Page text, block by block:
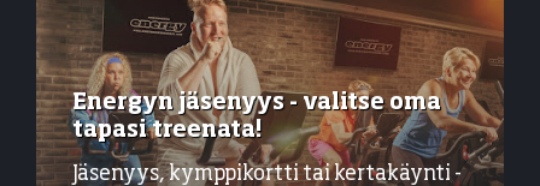
Energyn jäsenyys - valitse oma
tapasi treenata!
Jäsenyys, kymppikortti tai kertakäynti -